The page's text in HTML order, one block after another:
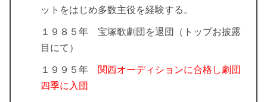
ットをはじめ多数主役を経験する。
１９８５年 宝塚歌劇団を退団（トップお披露
目にて）
１９９５年 関西オーディションに合格し劇団
四季に入団